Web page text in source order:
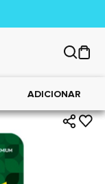
ADICIONAR